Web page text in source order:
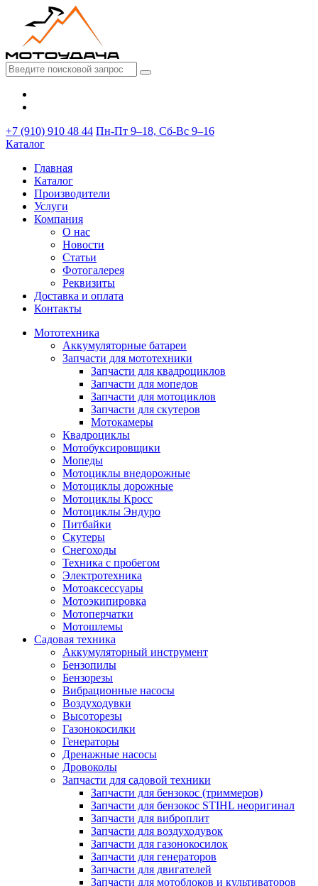
+7 (910) 910 48 44 Пн-Пт 9–18, Сб-Вс 9–16
Каталог
Главная
Каталог
Производители
Услуги
Компания
О нас
Новости
Статьи
Фотогалерея
Реквизиты
Доставка и оплата
Контакты
Мототехника
Аккумуляторные батареи
Запчасти для мототехники
Запчасти для квадроциклов
Запчасти для мопедов
Запчасти для мотоциклов
Запчасти для скутеров
Мотокамеры
Квадроциклы
Мотобуксировщики
Мопеды
Мотоциклы внедорожные
Мотоциклы дорожные
Мотоциклы Кросс
Мотоциклы Эндуро
Питбайки
Скутеры
Снегоходы
Техника с пробегом
Электротехника
Мотоаксессуары
Мотоэкипировка
Мотоперчатки
Мотошлемы
Садовая техника
Аккумуляторный инструмент
Бензопилы
Бензорезы
Вибрационные насосы
Воздуходувки
Высоторезы
Газонокосилки
Генераторы
Дренажные насосы
Дровоколы
Запчасти для садовой техники
Запчасти для бензокос (триммеров)
Запчасти для бензокос STIHL неоригинал
Запчасти для виброплит
Запчасти для воздуходувок
Запчасти для газонокосилок
Запчасти для генераторов
Запчасти для двигателей
Запчасти для мотоблоков и культиваторов